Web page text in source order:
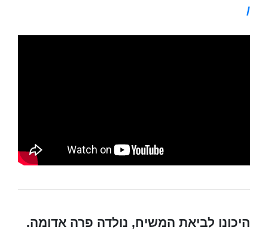
/
היכונו לביאת המשיח, נולדה פרה אדומה.